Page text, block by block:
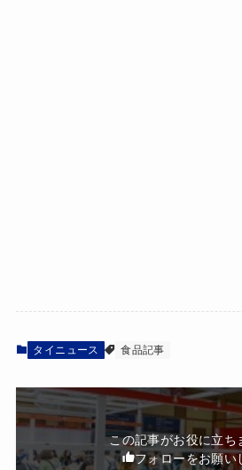
タイニュース 食品記事
この記事がお役に立ち
フォローをお願い